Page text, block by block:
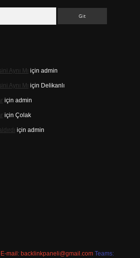
Aynı Mı için admin
Aynı Mı için Delikanlı
için admin
için Çolak
için admin
E-mail: backlinkpaneli@gmail.com Teams: